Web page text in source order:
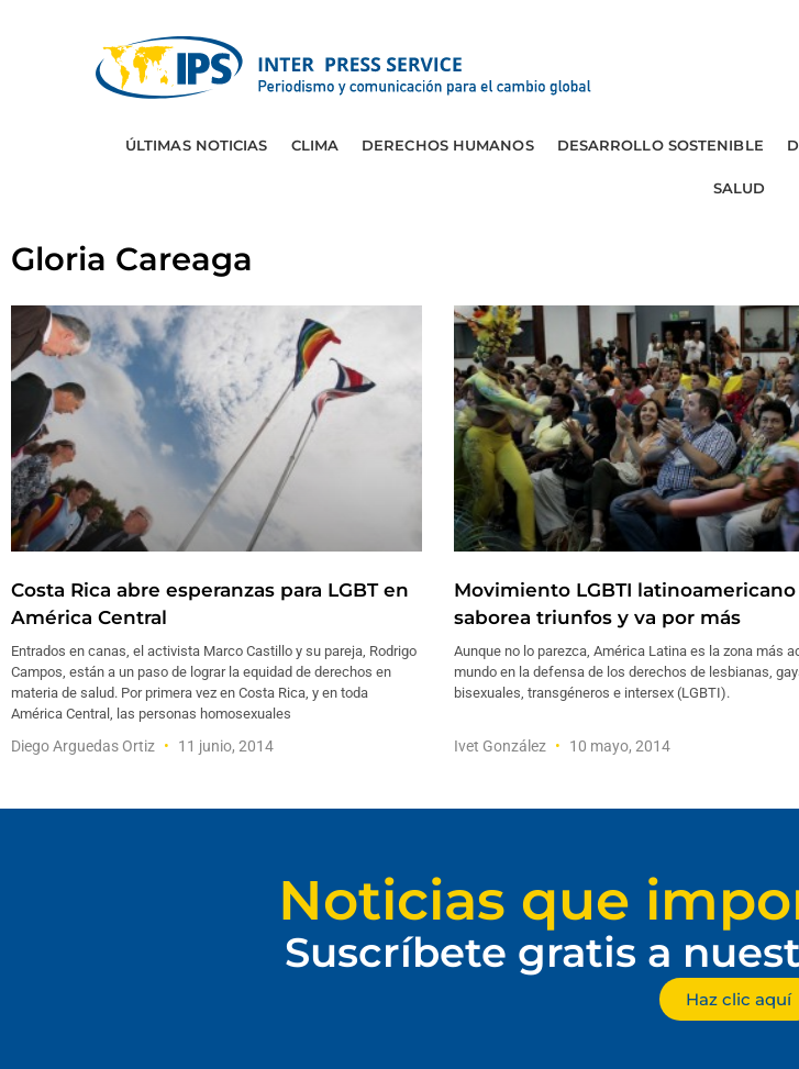
ÚLTIMAS NOTICIAS CLIMA DERECHOS HUMANOS DESARROLLO SOSTENIBLE
SALUD
Gloria Careaga
Costa Rica abre esperanzas para LGBT en
América Central
Entrados en canas, el activista Marco Castillo y su pareja, Rodrigo
Campos, están a un paso de lograr la equidad de derechos en
materia de salud. Por primera vez en Costa Rica, y en toda
América Central, las personas homosexuales
Diego Arguedas Ortiz 11 junio, 2014
Movimiento LGBTI latinoamericano
saborea triunfos y va por más
Aunque no lo parezca, América Latina es la zona más
mundo en la defensa de los derechos de lesbianas,
bisexuales, transgéneros e intersex (LGBTI).
Ivet González 10 mayo, 2014
Noticias que
Suscríbete gratis a
Haz clic aquí